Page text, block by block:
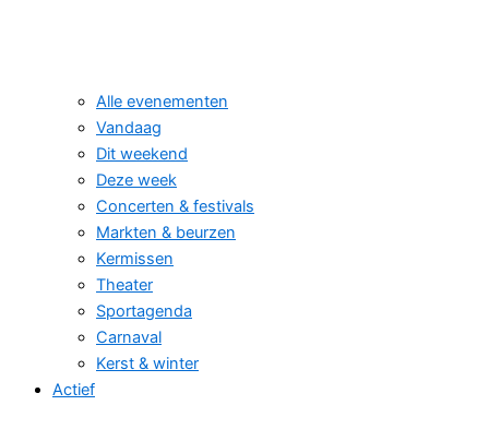
Alle evenementen
Vandaag
Dit weekend
Deze week
Concerten & festivals
Markten & beurzen
Kermissen
Theater
Sportagenda
Carnaval
Kerst & winter
Actief